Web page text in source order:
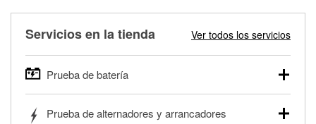
Servicios en la tienda Ver todos los servicios
Prueba de batería
autos, camionetas, SUVs, vehículos comerciales y
Prueba de alternadores y arrancadores